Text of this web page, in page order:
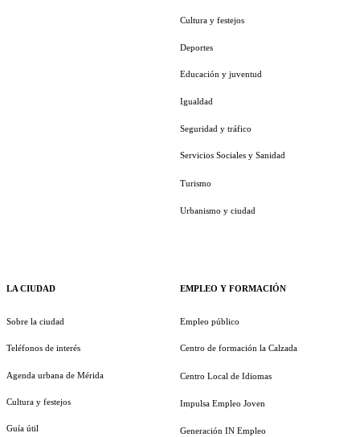
LA CIUDAD
Sobre la ciudad
Teléfonos de interés
Agenda urbana de Mérida
Cultura y festejos
Guía útil
Cultura y festejos
Deportes
Educación y juventud
Igualdad
Seguridad y tráfico
Servicios Sociales y Sanidad
Turismo
Urbanismo y ciudad
EMPLEO Y FORMACIÓN
Empleo público
Centro de formación la Calzada
Centro Local de Idiomas
Impulsa Empleo Joven
Generación IN Empleo